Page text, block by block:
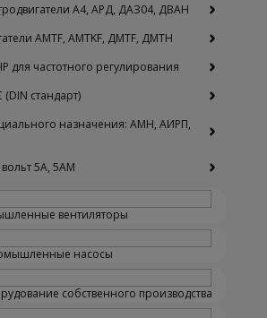
A4, АРД, ДАЗ04, ДВАН
AMTF, AMTKF, ДMTF, ДМТН
для частотного регулирования
стандарт)
назначения: АМН, АИРП,
5А, 5АМ
вентиляторы
насосы
собственного производства